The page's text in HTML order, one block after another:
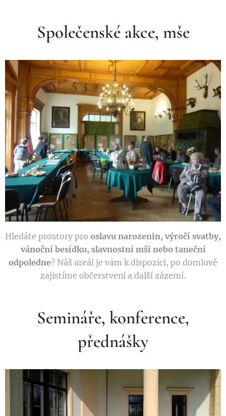
Společenské akce, mše
Hledáte prostory pro oslavu narozenin, výročí svatby,
vánoční besídku, slavnostní mši nebo taneční
odpoledne? Náš areál je vám k dispozici, po domluvě
zajistíme občerstvení a další zázemí.
Semináře, konference,
přednášky